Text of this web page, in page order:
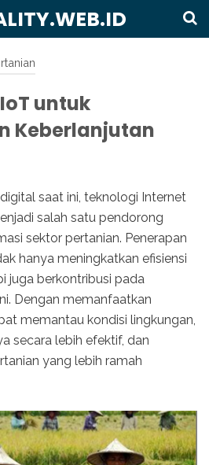
untuk
Keberlanjutan
saat ini, teknologi Internet
salah satu pendorong
sektor pertanian. Penerapan
hanya meningkatkan efisiensi
juga berkontribusi pada
Dengan memanfaatkan
memantau kondisi lingkungan,
secara lebih efektif, dan
yang lebih ramah